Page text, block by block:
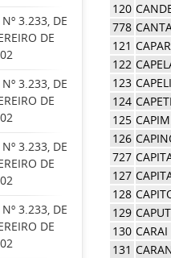
3.233, DE
DE
3.233, DE
DE
3.233, DE
DE
3.233, DE
DE
120
778
121
122
123
124
125
126
727
127
128
129
130 CARAI
131